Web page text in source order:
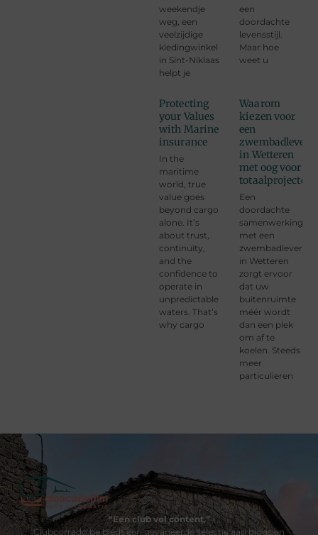
weekendje
weg, een
veelzijdige
kledingwinkel
in Sint-Niklaas
helpt je
een
doordachte
levensstijl.
Maar hoe
weet u
Protecting
your Values
with Marine
insurance
In the
maritime
world, true
value goes
beyond cargo
alone. It’s
about trust,
continuity,
and the
confidence to
operate in
unpredictable
waters. That’s
why cargo
Waarom
kiezen voor
een
in Wetteren
met oog voor
totaalprojecten?
Een
doordachte
samenwerking
met een
in Wetteren
zorgt ervoor
dat uw
buitenruimte
méér wordt
dan een plek
om af te
koelen. Steeds
meer
particulieren
“Een club vol content.”
Clubcorrado.be biedt een gevarieerde selectie aan blogs en